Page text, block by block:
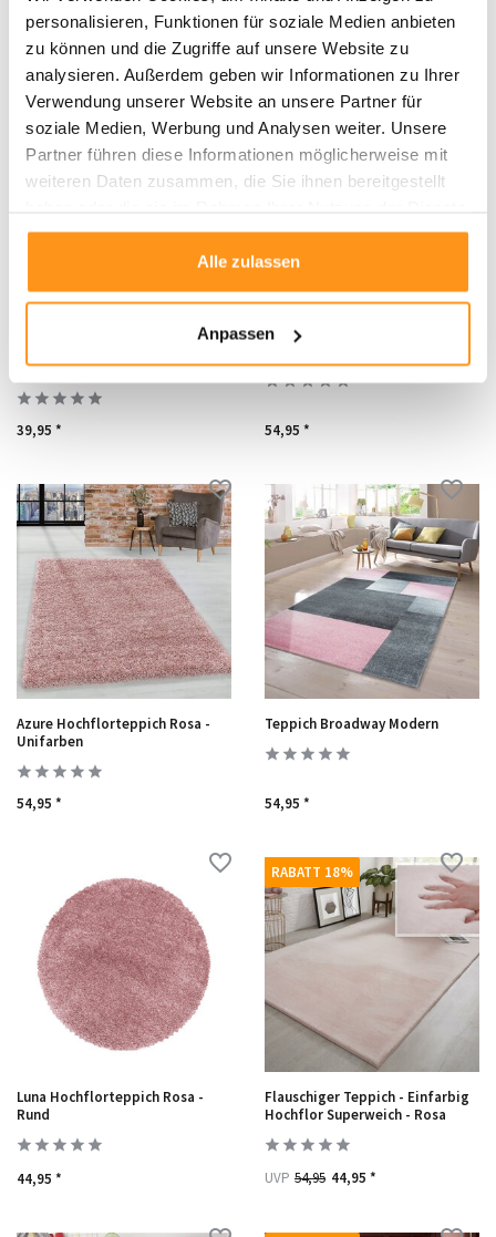
personalisieren, Funktionen für soziale Medien anbieten
zu können und die Zugriffe auf unsere Website zu
analysieren. Außerdem geben wir Informationen zu Ihrer
Verwendung unserer Website an unsere Partner für
soziale Medien, Werbung und Analysen weiter. Unsere
Partner führen diese Informationen möglicherweise mit
weiteren Daten zusammen, die Sie ihnen bereitgestellt
gesammelt haben.
Alle zulassen
Anpassen
44,95 * 44,95 *
Rosa Teppich - 3d Design
39,95 * 54,95 *
Azure Hochflorteppich Rosa -
Unifarben
54,95 *
Teppich Broadway Modern
54,95 *
Luna Hochflorteppich Rosa -
Rund
44,95 *
RABATT 18%
Flauschiger Teppich - Einfarbig
Hochflor Superweich - Rosa
UVP 54,95 44,95 *